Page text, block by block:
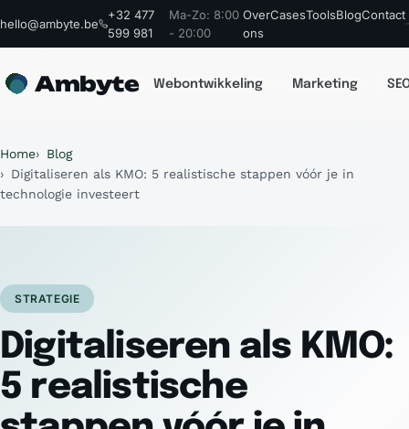
hello@ambyte.be
+32 477
599 981
Ma-Zo: 8:00
- 20:00
Over
ons
CasesToolsBlogContact
Ambyte Webontwikkeling Marketing
Home
Blog
Digitaliseren als KMO: 5 realistische stappen vóór je in
technologie investeert
STRATEGIE
Digitaliseren als KMO:
5 realistische